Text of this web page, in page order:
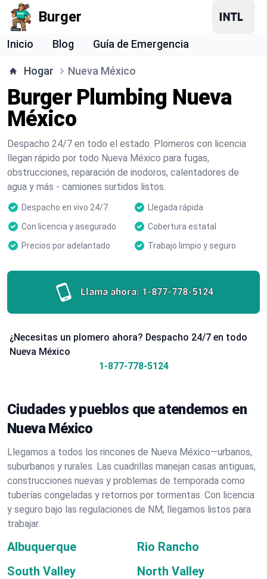
Burger
Inicio Blog Guía de Emergencia
Hogar Nueva México
Burger Plumbing Nueva
México
Despacho 24/7 en todo el estado. Plomeros con licencia
llegan rápido por todo Nueva México para fugas,
obstrucciones, reparación de inodoros, calentadores de
agua y más - camiones surtidos listos.
Despacho en vivo 24/7
Llegada rápida
Con licencia y asegurado
Cobertura estatal
Precios por adelantado
Trabajo limpio y seguro
Llama ahora: 1-877-778-5124
¿Necesitas un plomero ahora? Despacho 24/7 en todo
Nueva México
1-877-778-5124
Ciudades y pueblos que atendemos en
Nueva México
Llegamos a todos los rincones de Nueva México—urbanos,
suburbanos y rurales. Las cuadrillas manejan casas antiguas,
construcciones nuevas y problemas de temporada como
tuberías congeladas y retornos por tormentas. Con licencia
y seguro bajo las regulaciones de NM, llegamos listos para
trabajar.
Albuquerque
Rio Rancho
South Valley
North Valley